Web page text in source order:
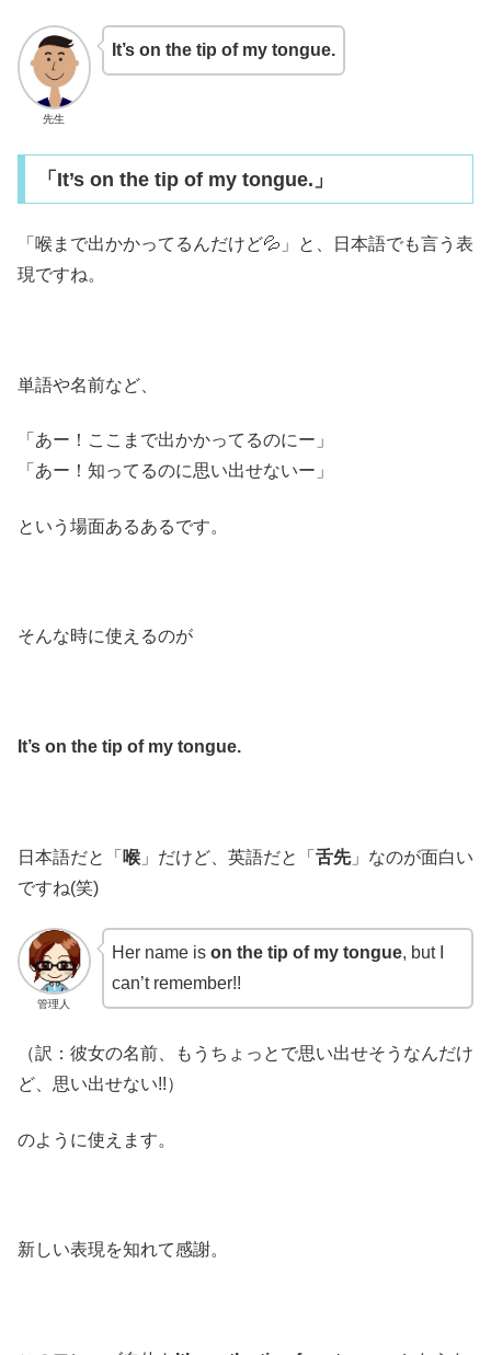
先生
It’s on the tip of my tongue.
「It’s on the tip of my tongue.」
「喉まで出かかってるんだけど💦」と、日本語でも言う表
現ですね。
単語や名前など、
「あー！ここまで出かかってるのにー」
「あー！知ってるのに思い出せないー」
という場面あるあるです。
そんな時に使えるのが
It’s on the tip of my tongue.
日本語だと「 喉 」だけど、英語だと「 舌先」なのが面白い
ですね(笑)
管理人
Her name is on the tip of my tongue, but I
can’t remember!!
（訳：彼女の名前、もうちょっとで思い出せそうなんだけ
ど、思い出せない!!）
のように使えます。
新しい表現を知れて感謝。